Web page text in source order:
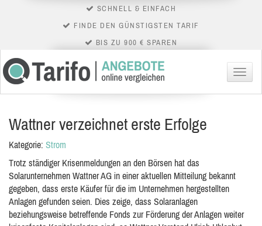
SCHNELL & EINFACH
FINDE DEN GÜNSTIGSTEN TARIF
BIS ZU 900 € SPAREN
Menü
Wattner verzeichnet erste Erfolge
Kategorie: Strom
Trotz ständiger Krisenmeldungen an den Börsen hat das
Solarunternehmen Wattner AG in einer aktuellen Mitteilung bekannt
gegeben, dass erste Käufer für die im Unternehmen hergestellten
Anlagen gefunden seien. Dies zeige, dass Solaranlagen
beziehungsweise betreffende Fonds zur Förderung der Anlagen weiter